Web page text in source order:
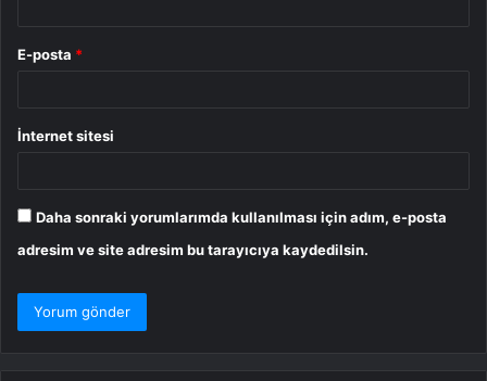
E-posta *
İnternet sitesi
Daha sonraki yorumlarımda kullanılması için adım, e-posta
adresim ve site adresim bu tarayıcıya kaydedilsin.